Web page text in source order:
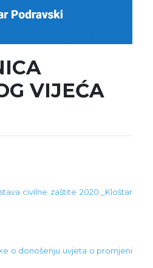
VIJEĆA
civilne zaštite 2020._Kloštar
o donošenju uvjeta o promjeni